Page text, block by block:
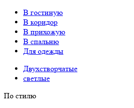
В гостиную
В коридор
В прихожую
В спальню
Для одежды
Двухстворчатые
светлые
По стилю